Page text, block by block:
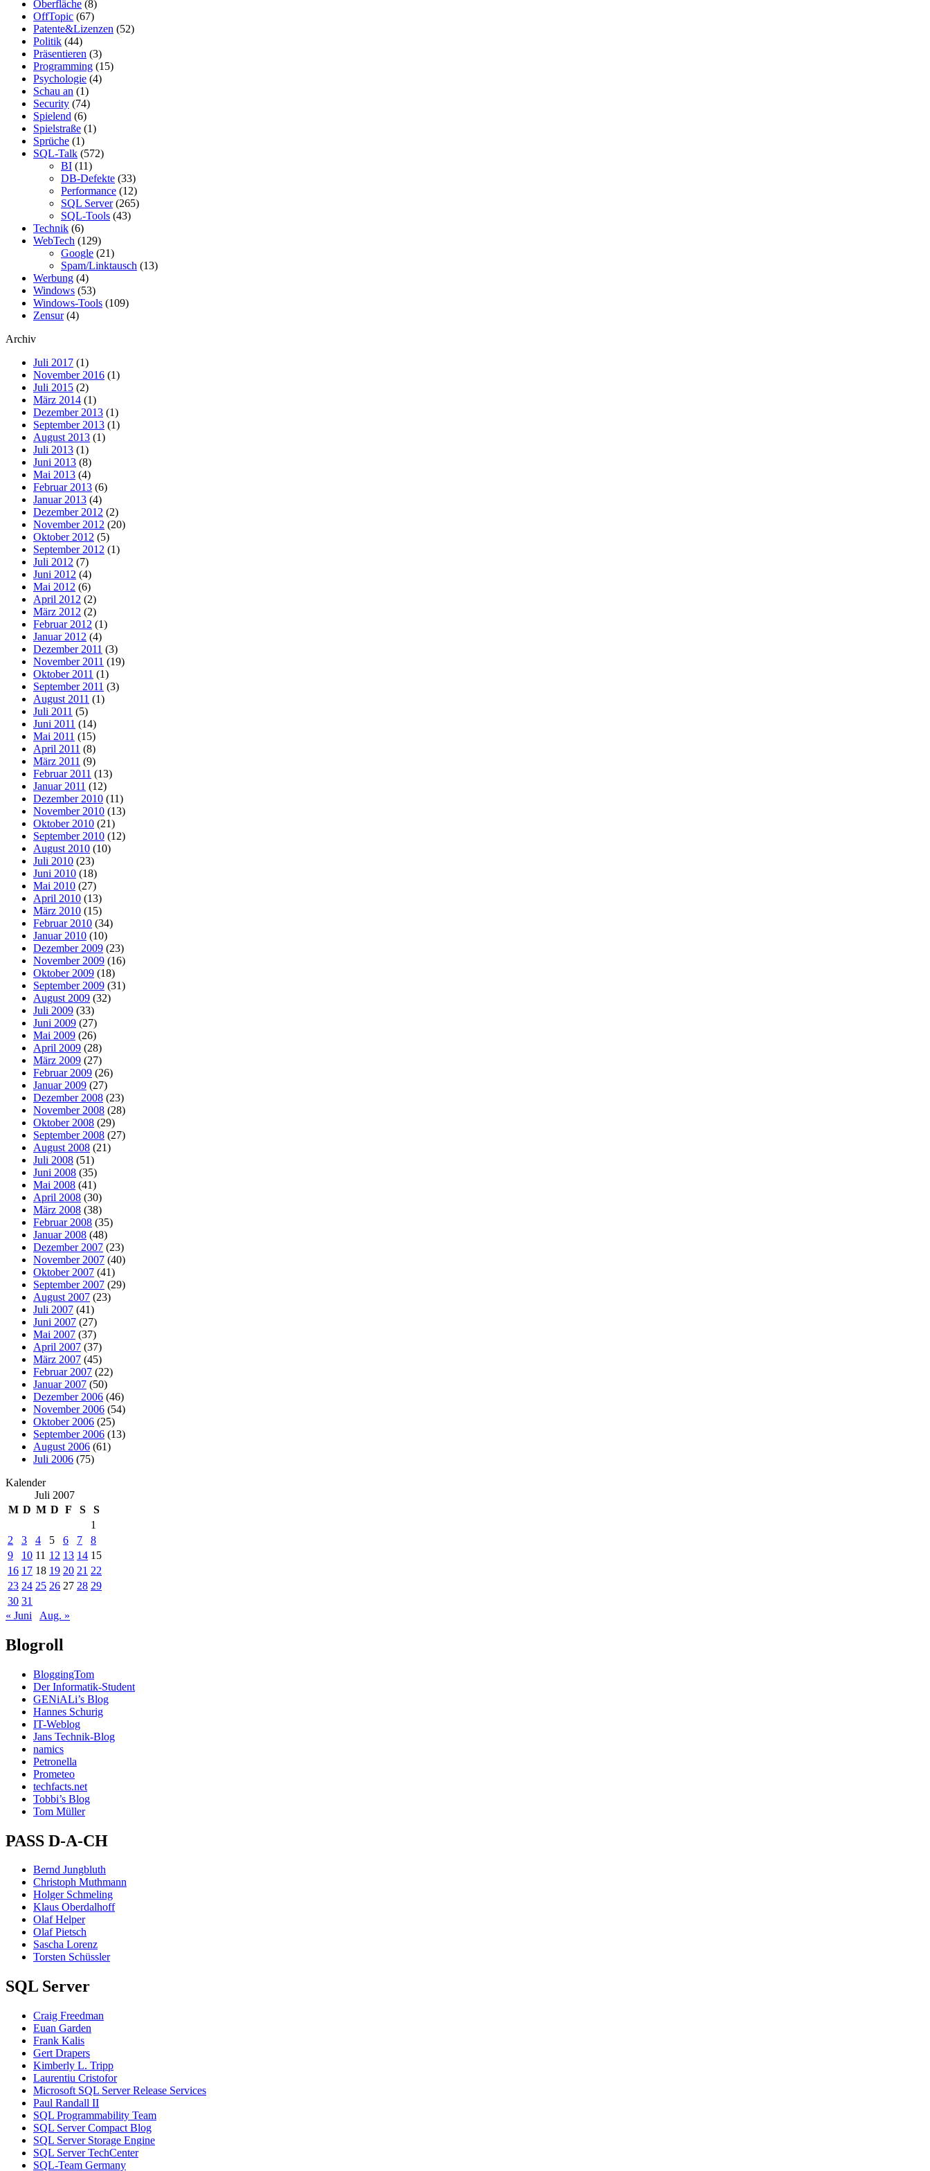
Oberfläche (8)
OffTopic (67)
Patente&Lizenzen (52)
Politik (44)
Präsentieren (3)
Programming (15)
Psychologie (4)
Schau an (1)
Security (74)
Spielend (6)
Spielstraße (1)
Sprüche (1)
SQL-Talk (572)
BI (11)
DB-Defekte (33)
Performance (12)
SQL Server(265)
SQL-Tools (43)
Technik (6)
WebTech (129)
Google (21)
Spam/Linktausch (13)
Werbung (4)
Windows (53)
Windows-Tools (109)
Zensur(4)
Archiv
Juli 2017 (1)
November 2016 (1)
Juli 2015 (2)
März 2014 (1)
Dezember 2013 (1)
September 2013 (1)
August 2013 (1)
Juli 2013 (1)
Juni 2013 (8)
Mai 2013 (4)
Februar 2013 (6)
Januar 2013 (4)
Dezember 2012 (2)
November 2012 (20)
Oktober 2012 (5)
September 2012 (1)
Juli 2012 (7)
Juni 2012 (4)
Mai 2012 (6)
April 2012 (2)
März 2012 (2)
Februar 2012 (1)
Januar 2012 (4)
Dezember 2011 (3)
November 2011 (19)
Oktober 2011 (1)
September 2011 (3)
August 2011 (1)
Juli 2011 (5)
Juni 2011 (14)
Mai 2011 (15)
April 2011 (8)
März 2011 (9)
Februar 2011 (13)
Januar 2011 (12)
Dezember 2010 (11)
November 2010 (13)
Oktober 2010 (21)
September 2010 (12)
August 2010 (10)
Juli 2010 (23)
Juni 2010 (18)
Mai 2010 (27)
April 2010 (13)
März 2010 (15)
Februar 2010 (34)
Januar 2010 (10)
Dezember 2009 (23)
November 2009 (16)
Oktober 2009 (18)
September 2009 (31)
August 2009 (32)
Juli 2009 (33)
Juni 2009 (27)
Mai 2009 (26)
April 2009 (28)
März 2009 (27)
Februar 2009 (26)
Januar 2009 (27)
Dezember 2008 (23)
November 2008 (28)
Oktober 2008 (29)
September 2008 (27)
August 2008 (21)
Juli 2008 (51)
Juni 2008 (35)
Mai 2008 (41)
April 2008 (30)
März 2008 (38)
Februar 2008 (35)
Januar 2008 (48)
Dezember 2007 (23)
November 2007 (40)
Oktober 2007 (41)
September 2007 (29)
August 2007 (23)
Juli 2007 (41)
Juni 2007 (27)
Mai 2007 (37)
April 2007 (37)
März 2007 (45)
Februar 2007 (22)
Januar 2007 (50)
Dezember 2006 (46)
November 2006 (54)
Oktober 2006 (25)
September 2006 (13)
August 2006 (61)
Juli 2006 (75)
Kalender
Juli 2007
M D M D F S
S
1
2
3 4 5 6 7
8
9
10 11 12 13 14 15
16 17 18 19 20 21 22
23 24 25 26 27 28 29
30 31
« Juni
Aug. »
Blogroll
BloggingTom
Der Informatik-Student
GENiALi’s Blog
Hannes Schurig
IT-Weblog
Jans Technik-Blog
namics
Petronella
Prometeo
techfacts.net
Tobbi’s Blog
Tom Müller
PASS D-A-CH
Bernd Jungbluth
Christoph Muthmann
Holger Schmeling
Klaus Oberdalhoff
Olaf Helper
Olaf Pietsch
Sascha Lorenz
Torsten Schüssler
SQL Server
Craig Freedman
Euan Garden
Frank Kalis
Gert Drapers
Kimberly L. Tripp
Laurentiu Cristofor
Microsoft SQL Server Release Services
Paul Randall II
SQL Programmability Team
SQL Server Compact Blog
SQL Server Storage Engine
SQL Server TechCenter
SQL-Team Germany